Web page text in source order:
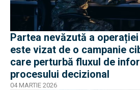
Partea nevăzută a
este vizat de o campanie
care perturbă fluxul de
procesului decizional
04 MARTIE 2026